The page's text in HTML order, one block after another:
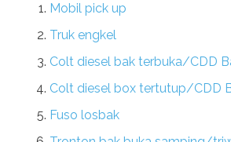
Mobil pick up
Truk engkel
Colt diesel bak terbuka/CDD
Colt diesel box tertutup/CDD
Fuso losbak